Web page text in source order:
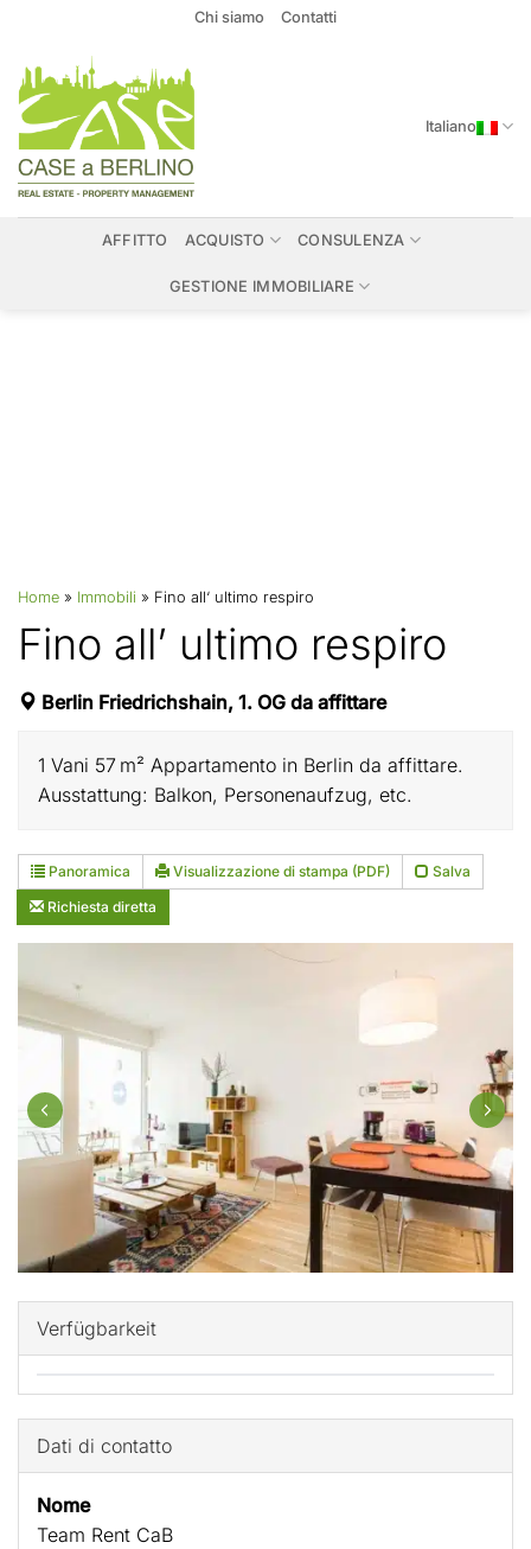
contenuti
Chi siamo Contatti
Italiano
AFFITTO ACQUISTO CONSULENZA
GESTIONE IMMOBILIARE
Home » Immobili » Fino all‘ ultimo respiro
Fino all’ ultimo respiro
Berlin Friedrichshain, 1. OG da affittare
1 Vani 57 m² Appartamento in Berlin da affittare.
Ausstattung: Balkon, Personenaufzug, etc.
Panoramica Visualizzazione di stampa (PDF)
Salva
Richiesta diretta
Verfügbarkeit
Dati di contatto
Nome
Team Rent CaB